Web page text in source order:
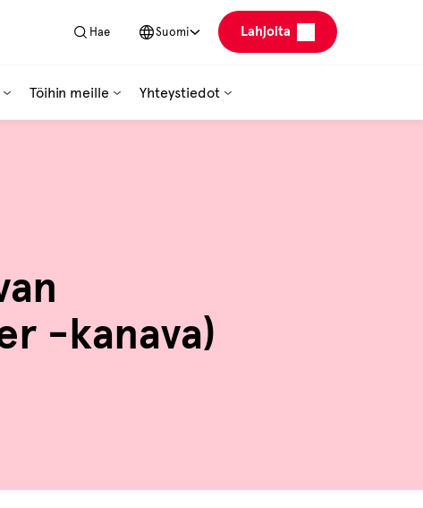
Hae Suomi Lahjoita
Töihin meille Yhteystiedot
-kanava)